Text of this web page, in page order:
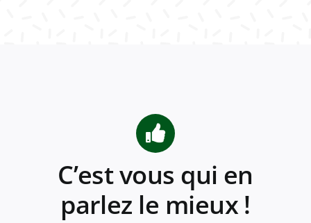
C’est vous qui en
parlez le mieux !